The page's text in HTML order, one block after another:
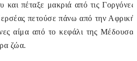
πέταξε μακριά από τις Γοργόνες.
πετούσε πάνω από την Αφρική,
αίμα από το κεφάλι της Μέδουσας
ζώα.